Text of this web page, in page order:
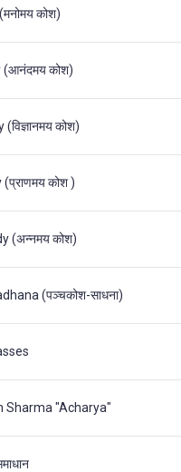
कोश)
(आनंदमय कोश)
कोश)
कोश )
(अन्नमय कोश)
(पञ्चकोश-साधना)
Sharma "Acharya"